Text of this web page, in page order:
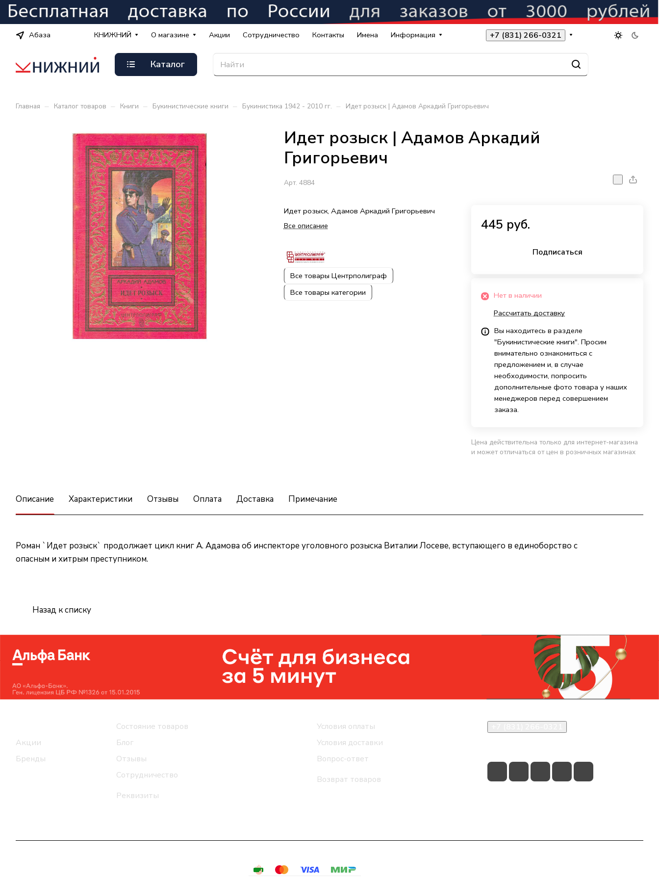
Абаза КНИЖНИЙ О магазине Акции Сотрудничество Контакты Имена Информация +7 (831) 266-0321
Каталог
Главная – Каталог товаров – Книги – Букинистические книги – Букинистика 1942 - 2010 гг. – Идет розыск | Адамов Аркадий Григорьевич
Идет розыск | Адамов Аркадий
Григорьевич
Арт. 4884
Идет розыск, Адамов Аркадий Григорьевич
Все описание
Все товары Центрполиграф
Все товары категории
445 руб.
Подписаться
Нет в наличии
Рассчитать доставку
Вы находитесь в разделе
"Букинистические книги". Просим
внимательно ознакомиться с
предложением и, в случае
необходимости, попросить
дополнительные фото товара у наших
менеджеров перед совершением
заказа.
Цена действительна только для интернет-магазина
и может отличаться от цен в розничных магазинах
Описание Характеристики Отзывы Оплата Доставка Примечание
Роман `Идет розыск` продолжает цикл книг А. Адамова об инспекторе уголовного розыска Виталии Лосеве, вступающего в единоборство с
опасным и хитрым преступником.
Назад к списку
Акции
Бренды
Состояние товаров
Блог
Отзывы
Сотрудничество
Реквизиты
Условия оплаты
Условия доставки
Вопрос-ответ
Возврат товаров